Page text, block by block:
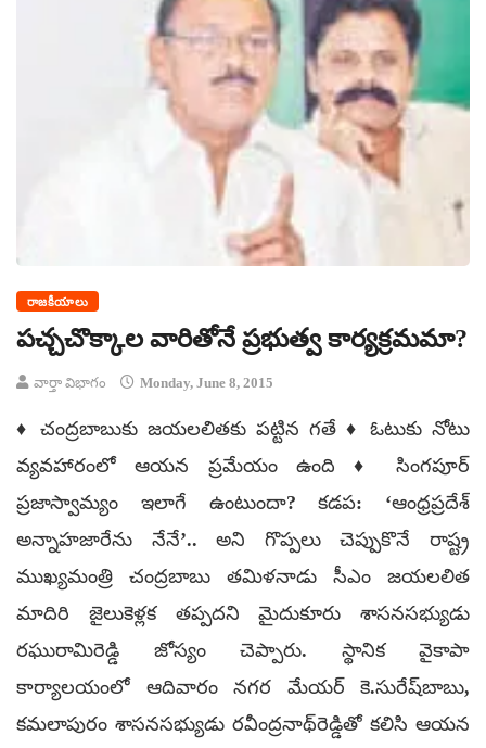
రాజకీయాలు
పచ్చచొక్కాల వారితోనే ప్రభుత్వ కార్యక్రమమా?
వార్తా విభాగం Monday, June 8, 2015
♦ చంద్రబాబుకు జయలలితకు పట్టిన గతే ♦ ఓటుకు నోటు
వ్యవహారంలో ఆయన ప్రమేయం ఉంది ♦ సింగపూర్
ప్రజాస్వామ్యం ఇలాగే ఉంటుందా? కడప: ‘ఆంధ్రప్రదేశ్
అన్నాహజారేను నేనే’.. అని గొప్పలు చెప్పుకొనే రాష్ట్ర
ముఖ్యమంత్రి చంద్రబాబు తమిళనాడు సీఎం జయలలిత
మాదిరి జైలుకెళ్లక తప్పదని మైదుకూరు శాసనసభ్యుడు
రఘురామిరెడ్డి జోస్యం చెప్పారు. స్థానిక వైకాపా
కార్యాలయంలో ఆదివారం నగర మేయర్ కె.సురేష్‌బాబు,
కమలాపురం శాసనసభ్యుడు రవీంద్రనాథ్‌రెడ్డితో కలిసి ఆయన